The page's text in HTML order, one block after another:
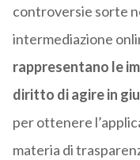
controversie sorte
intermediazione
rappresentano le
diritto di agire in
per ottenere
materia di